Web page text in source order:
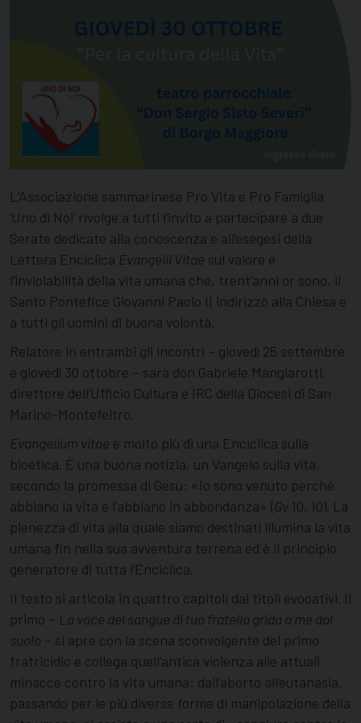
L’Associazione sammarinese Pro Vita e Pro Famiglia
‘Uno di Noi’ rivolge a tutti l’invito a partecipare a due
Serate dedicate alla conoscenza e all’esegesi della
Lettera Enciclica Evangelii Vitae sul valore e
l’inviolabilità della vita umana che, trent’anni or sono, il
Santo Pontefice Giovanni Paolo II indirizzò alla Chiesa e
a tutti gli uomini di buona volontà.
Relatore in entrambi gli incontri – giovedì 25 settembre
e giovedì 30 ottobre – sarà don Gabriele Mangiarotti,
direttore dell’Ufficio Cultura e IRC della Diocesi di San
Marino-Montefeltro.
Evangelium vitae è molto più di una Enciclica sulla
bioetica. È una buona notizia, un Vangelo sulla vita,
secondo la promessa di Gesù: «Io sono venuto perché
abbiano la vita e l’abbiano in abbondanza» (Gv 10, 10). La
pienezza di vita alla quale siamo destinati illumina la vita
umana fin nella sua avventura terrena ed è il principio
generatore di tutta l’Enciclica.
Il testo si articola in quattro capitoli dai titoli evocativi. Il
primo – La voce del sangue di tuo fratello grida a me dal
suolo – si apre con la scena sconvolgente del primo
fratricidio e collega quell’antica violenza alle attuali
minacce contro la vita umana: dall’aborto all’eutanasia,
passando per le più diverse forme di manipolazione della